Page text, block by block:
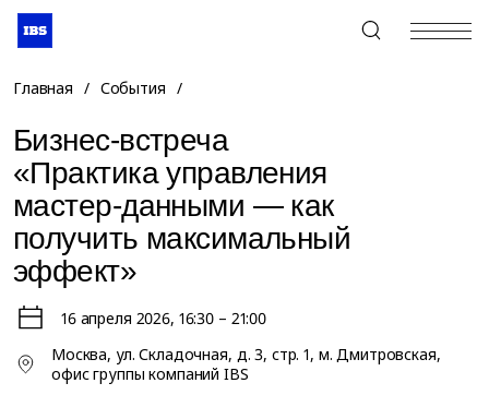
+7 (495) 967-80-80
Главная / События /
Бизнес-встреча
«Практика управления
мастер-данными — как
получить максимальный
эффект»
16 апреля 2026, 16:30 – 21:00
Москва, ул. Складочная, д. 3, стр. 1, м. Дмитровская,
офис группы компаний IBS